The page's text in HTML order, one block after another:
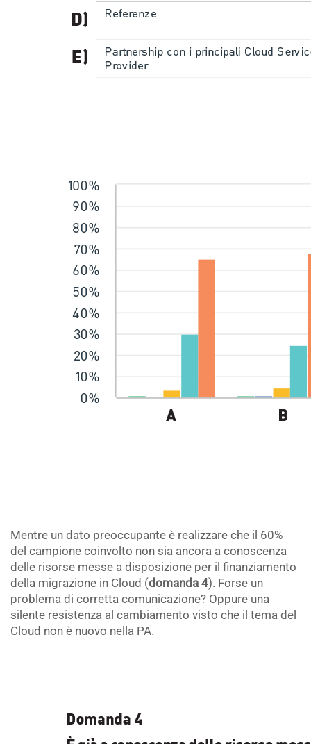
Mentre un dato preoccupante è realizzare che il 60%
del campione coinvolto non sia ancora a conoscenza
delle risorse messe a disposizione per il finanziamento
della migrazione in Cloud (domanda 4). Forse un
problema di corretta comunicazione? Oppure una
silente resistenza al cambiamento visto che il tema del
Cloud non è nuovo nella PA.